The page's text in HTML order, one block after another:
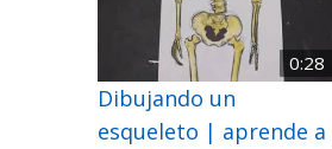
0:28
Dibujando un
esqueleto | aprende a